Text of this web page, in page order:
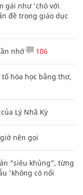
gái như 'chó với
đề trong giáo dục
nhớ 106
hóa học bằng thơ,
Lý Nhã Kỳ
nên gọi
"siêu khủng", từng
'không có nổi